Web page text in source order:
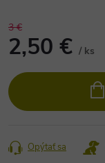
3 €
2,50 € / ks
cena:
Opýtať sa